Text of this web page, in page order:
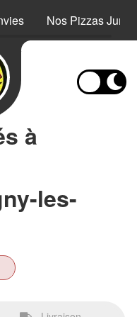
Nos Pizzas Junior
à
les-